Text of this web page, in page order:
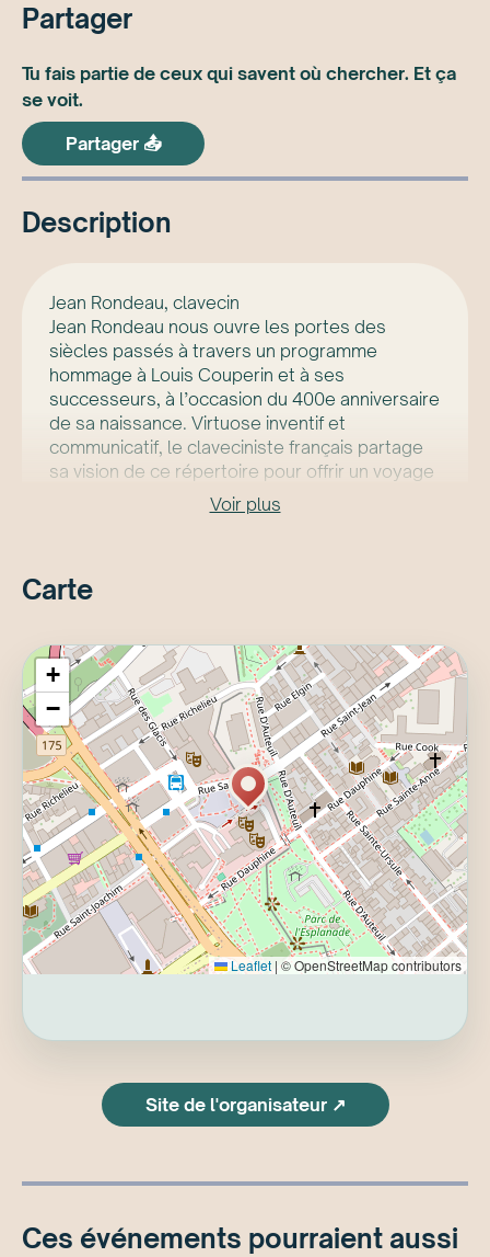
Partager
Tu fais partie de ceux qui savent où chercher. Et ça
se voit.
Partager 📤
Description
Jean Rondeau, clavecin
Jean Rondeau nous ouvre les portes des
siècles passés à travers un programme
hommage à Louis Couperin et à ses
successeurs, à l’occasion du 400e anniversaire
de sa naissance. Virtuose inventif et
communicatif, le claveciniste français partage
sa vision de ce répertoire pour offrir un voyage
lumineux au cœur du baroque français.
Le concert sera précédé d’un prélude-
Voir plus
Carte
+
−
Leaflet | © OpenStreetMap contributors
Site de l'organisateur ↗
Ces événements pourraient aussi